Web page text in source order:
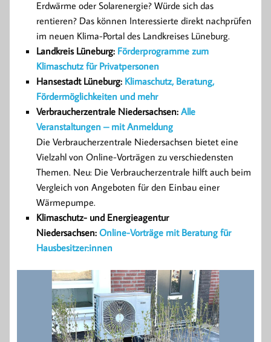
Erdwärme oder Solarenergie? Würde sich das
rentieren? Das können Interessierte direkt nachprüfen
im neuen Klima-Portal des Landkreises Lüneburg.
Landkreis Lüneburg: Förderprogramme zum
Klimaschutz für Privatpersonen
Hansestadt Lüneburg: Klimaschutz, Beratung,
Fördermöglichkeiten und mehr
Verbraucherzentrale Niedersachsen: Alle
Veranstaltungen – mit Anmeldung
Die Verbraucherzentrale Niedersachsen bietet eine
Vielzahl von Online-Vorträgen zu verschiedensten
Themen. Neu: Die Verbraucherzentrale hilft auch beim
Vergleich von Angeboten für den Einbau einer
Wärmepumpe.
Klimaschutz- und Energieagentur
Niedersachsen: Online-Vorträge mit Beratung für
Hausbesitzer:innen